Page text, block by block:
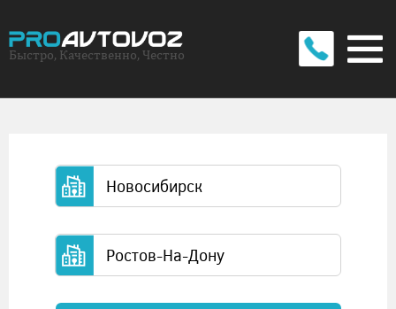
Быстро, Качественно, Честно